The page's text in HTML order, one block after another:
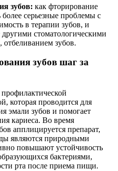
зубов: как фторирование
более серьезные проблемы с
в терапии зубов, и
стоматологическими
зубов.
зубов шаг за
профилактической
которая проводится для
эмали зубов и помогает
кариеса. Во время
апплицируется препарат,
являются природными
повышают устойчивость
бактериями,
рта после приема пищи.